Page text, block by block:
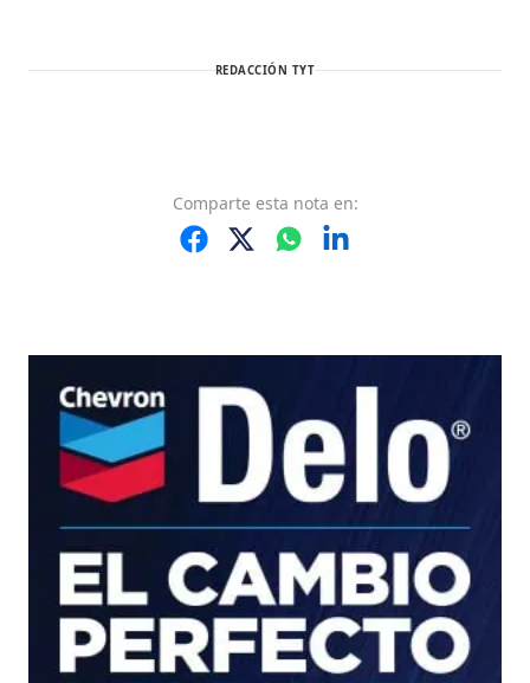
REDACCIÓN TYT
Comparte esta nota en: